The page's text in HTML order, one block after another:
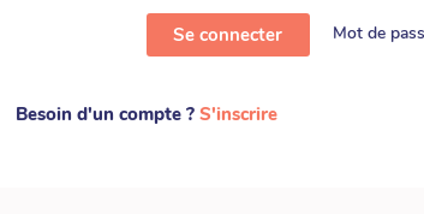
Se connecter Mot de
Besoin d'un compte ? S'inscrire